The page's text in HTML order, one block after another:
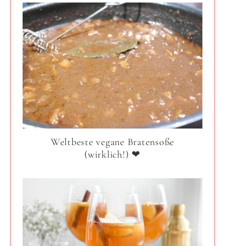
Weltbeste vegane Bratensoße
(wirklich!) ❤